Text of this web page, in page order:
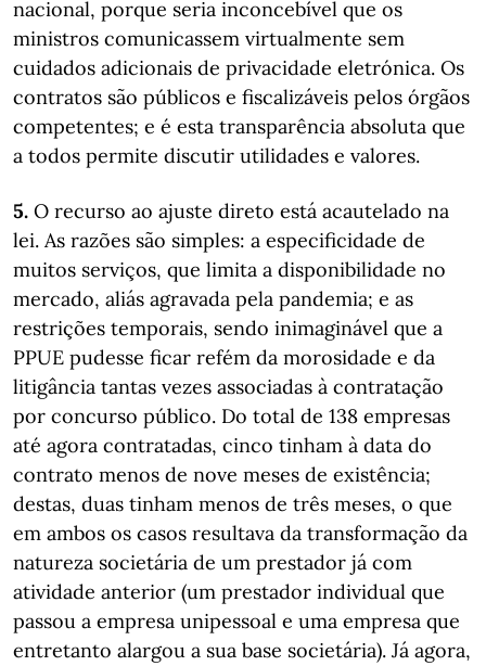
nacional, porque seria inconcebível que os
ministros comunicassem virtualmente sem
cuidados adicionais de privacidade eletrónica. Os
contratos são públicos e fiscalizáveis pelos órgãos
competentes; e é esta transparência absoluta que
a todos permite discutir utilidades e valores.
5. O recurso ao ajuste direto está acautelado na
lei. As razões são simples: a especificidade de
muitos serviços, que limita a disponibilidade no
mercado, aliás agravada pela pandemia; e as
restrições temporais, sendo inimaginável que a
PPUE pudesse ficar refém da morosidade e da
litigância tantas vezes associadas à contratação
por concurso público. Do total de 138 empresas
até agora contratadas, cinco tinham à data do
contrato menos de nove meses de existência;
destas, duas tinham menos de três meses, o que
em ambos os casos resultava da transformação da
natureza societária de um prestador já com
atividade anterior (um prestador individual que
passou a empresa unipessoal e uma empresa que
entretanto alargou a sua base societária). Já agora,